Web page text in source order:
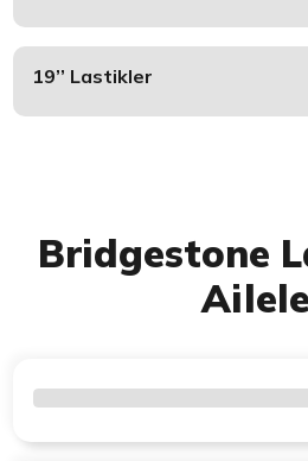
19’’ Lastikler
Bridgestone